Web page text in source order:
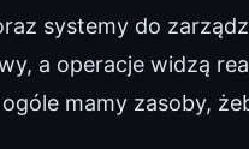
systemy do
a operacje widzą
mamy zasoby,